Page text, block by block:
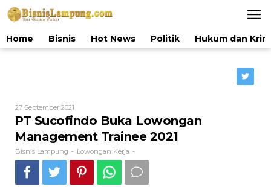
Lewati
ke
Home
Bisnis Hot News Politik Hukum dan
27 September 2021
Bisnis
Lampung
PT Sucofindo Buka Lowongan
Management Trainee 2021
Bisnis Lampung - Lowongan Kerja -